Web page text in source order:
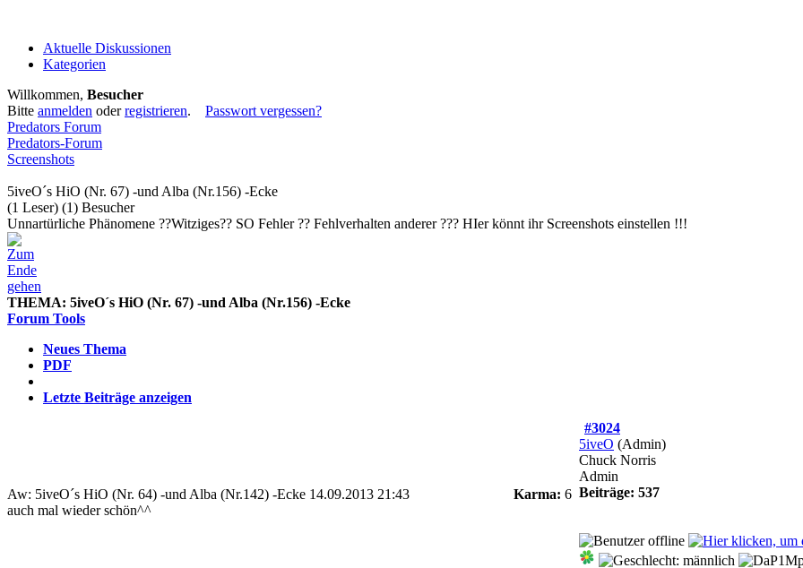
Aktuelle Diskussionen
Kategorien
Willkommen, Besucher
Bitte anmelden oderregistrieren. Passwort vergessen?
Predators Forum
Predators-Forum
Screenshots
5iveO´s HiO (Nr. 67) -und Alba (Nr.156) -Ecke
(1 Leser) (1) Besucher
Unnartürliche Phänomene ??Witziges?? SO Fehler ?? Fehlverhalten anderer ??? HIer könnt ihr Screenshots einstellen !!!
THEMA: 5iveO´s HiO (Nr. 67) -und Alba (Nr.156) -Ecke
Forum Tools
Neues Thema
PDF
Letzte Beiträge anzeigen
#3024
Aw: 5iveO´s HiO (Nr. 64) -und Alba (Nr.142) -Ecke 14.09.2013 21:43 Karma: 6
auch mal wieder schön^^
5iveO (Admin)
Chuck Norris
Admin
Beiträge: 537